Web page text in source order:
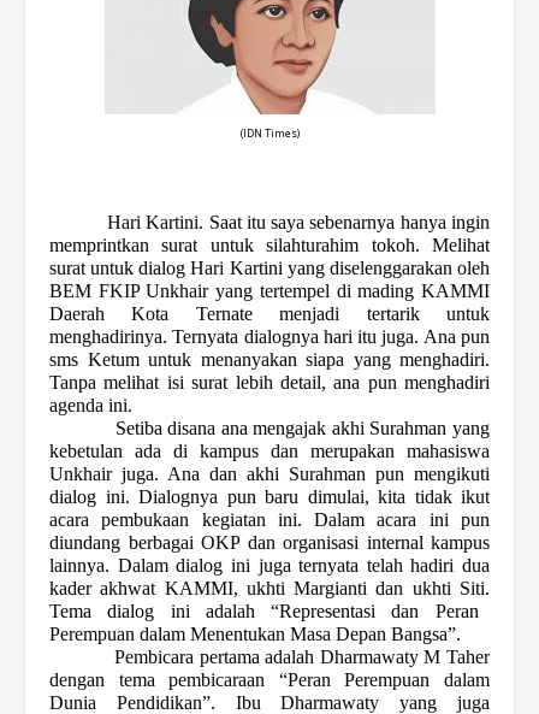
(IDN Times)
Hari Kartini. Saat itu saya sebenarnya hanya ingin
memprintkan surat untuk silahturahim tokoh. Melihat
surat untuk dialog Hari Kartini yang diselenggarakan oleh
BEM FKIP Unkhair yang tertempel di mading KAMMI
Daerah Kota Ternate menjadi tertarik untuk
menghadirinya. Ternyata dialognya hari itu juga. Ana pun
sms Ketum untuk menanyakan siapa yang menghadiri.
Tanpa melihat isi surat lebih detail, ana pun menghadiri
agenda ini.
Setiba disana ana mengajak akhi Surahman yang
kebetulan ada di kampus dan merupakan mahasiswa
Unkhair juga. Ana dan akhi Surahman pun mengikuti
dialog ini. Dialognya pun baru dimulai, kita tidak ikut
acara pembukaan kegiatan ini. Dalam acara ini pun
diundang berbagai OKP dan organisasi internal kampus
lainnya. Dalam dialog ini juga ternyata telah hadiri dua
kader akhwat KAMMI, ukhti Margianti dan ukhti Siti.
Tema dialog ini adalah “Representasi dan Peran
Perempuan dalam Menentukan Masa Depan Bangsa”.
Pembicara pertama adalah Dharmawaty M Taher
dengan tema pembicaraan “Peran Perempuan dalam
Dunia Pendidikan”. Ibu Dharmawaty yang juga